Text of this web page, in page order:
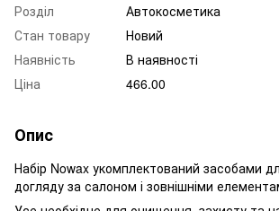
Розділ
Автокосметика
Стан товару
Новий
Наявність
В наявності
Ціна
466.00
Опис
Набір Nowax укомплектований засобами
догляду за салоном і зовнішніми